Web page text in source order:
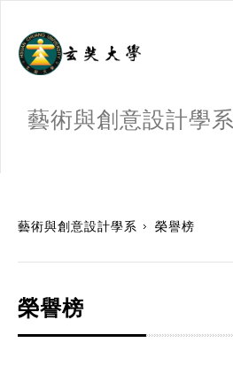
藝術與創意設計學系
藝術與創意設計學系 榮譽榜
榮譽榜